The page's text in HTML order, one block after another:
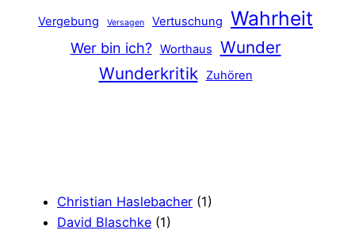
Vergebung Versagen Vertuschung Wahrheit
Wer bin ich? Worthaus
Wunder
Wunderkritik
Zuhören
Christian Haslebacher (1)
David Blaschke (1)